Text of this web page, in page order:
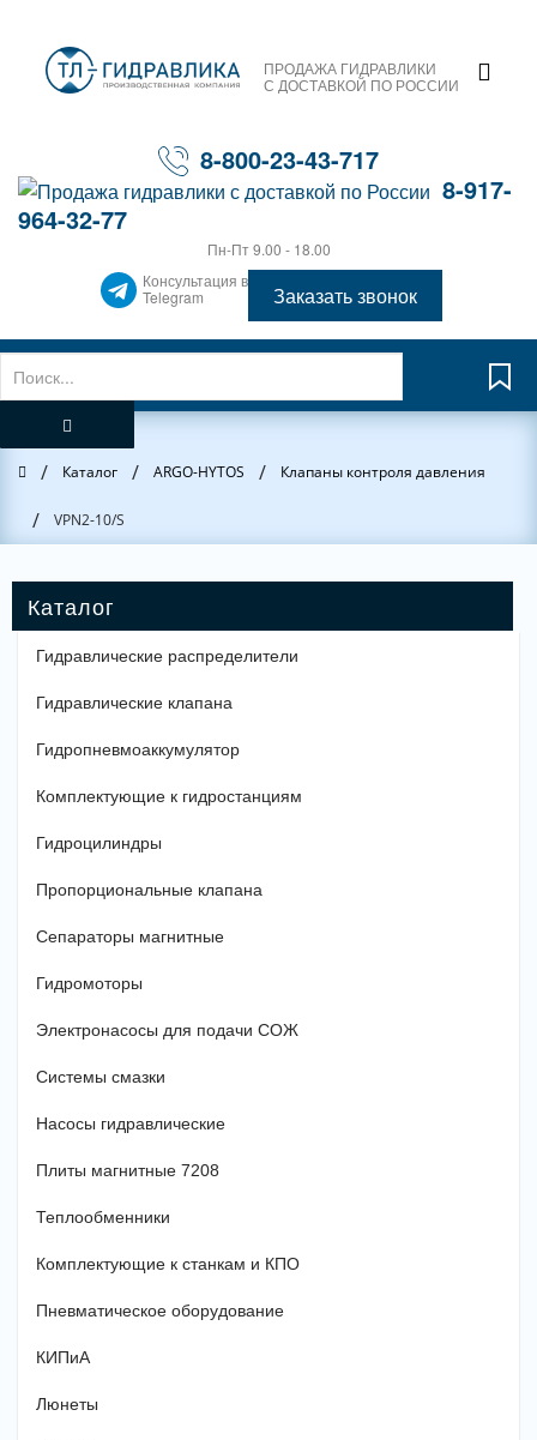
ПРОДАЖА ГИДРАВЛИКИ
С ДОСТАВКОЙ ПО РОССИИ
8-800-23-43-717
8-917-
964-32-77
Пн-Пт 9.00 - 18.00
Консультация в
Telegram
Заказать звонок
Главная
/ Каталог / ARGO-HYTOS / Клапаны контроля давления
/ VPN2-10/S
Гидравлические распределители
Гидравлические клапана
Гидропневмоаккумулятор
Комплектующие к гидростанциям
Гидроцилиндры
Пропорциональные клапана
Сепараторы магнитные
Гидромоторы
Электронасосы для подачи СОЖ
Системы смазки
Насосы гидравлические
Плиты магнитные 7208
Теплообменники
Комплектующие к станкам и КПО
Пневматическое оборудование
КИПиА
Люнеты